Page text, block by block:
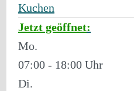
Kuchen
Jetzt geöffnet:
Mo.
07:00 - 18:00
Di.